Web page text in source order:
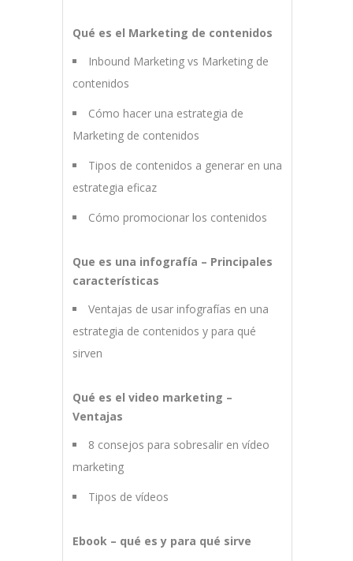
Qué es el Marketing de contenidos
Inbound Marketing vs Marketing de
contenidos
Cómo hacer una estrategia de
Marketing de contenidos
Tipos de contenidos a generar en una
estrategia eficaz
Cómo promocionar los contenidos
Que es una infografía – Principales
características
Ventajas de usar infografías en una
estrategia de contenidos y para qué
sirven
Qué es el video marketing –
Ventajas
8 consejos para sobresalir en vídeo
marketing
Tipos de vídeos
Ebook – qué es y para qué sirve